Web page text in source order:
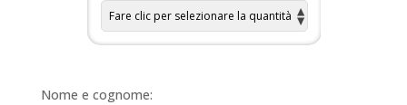
Nome e cognome: